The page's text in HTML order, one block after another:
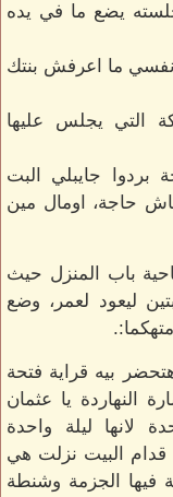
يضع ما في يده
نفسي ما اعرفش بنتك
التي يجلس عليها
جايبلي البت
حاجة، اومال مين
باب المنزل حيث
ليعود لعمر، وضع
بيه قراية فتحة
النهاردة يا عثمان
لانها ليلة واحدة
قدام البيت نزلت هي
فيها الجزمة وشنطة